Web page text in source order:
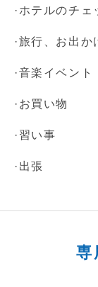
·ホテルのチ
·旅行、お出か
·音楽イベント
·お買い物
·習い事
·出張
専